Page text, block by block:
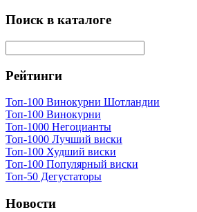
Поиск в каталоге
Рейтинги
Топ-100 Винокурни Шотландии
Топ-100 Винокурни
Топ-1000 Негоцианты
Топ-1000 Лучший виски
Топ-100 Худший виски
Топ-100 Популярный виски
Топ-50 Дегустаторы
Новости